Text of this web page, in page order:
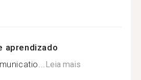
aprendizado
Leia mais